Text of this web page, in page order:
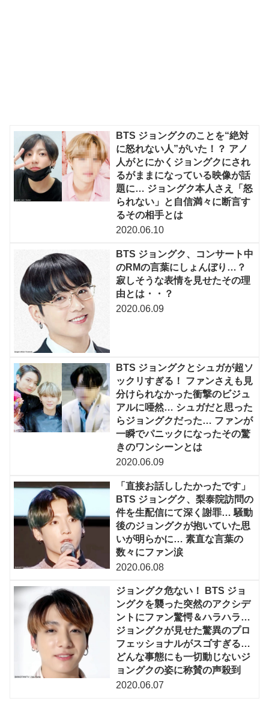
BTS ジョングクのことを“絶対
に怒れない人”がいた！？ アノ
人がとにかくジョングクにされ
るがままになっている映像が話
題に… ジョングク本人さえ「怒
られない」と自信満々に断言す
るその相手とは
2020.06.10
BTS ジョングク、コンサート中
のRMの言葉にしょんぼり…？
寂しそうな表情を見せたその理
由とは・・？
2020.06.09
BTS ジョングクとシュガが超ソ
ックリすぎる！ ファンさえも見
分けられなかった衝撃のビジュ
アルに唖然… シュガだと思った
らジョングクだった… ファンが
一瞬でパニックになったその驚
きのワンシーンとは
2020.06.09
「直接お話ししたかったです」
BTS ジョングク、梨泰院訪問の
件を生配信にて深く謝罪… 騒動
後のジョングクが抱いていた思
いが明らかに… 素直な言葉の
数々にファン涙
2020.06.08
ジョングク危ない！ BTS ジョ
ングクを襲った突然のアクシデ
ントにファン驚愕＆ハラハラ…
ジョングクが見せた驚異のプロ
フェッショナルがスゴすぎる…
どんな事態にも一切動じないジ
ョングクの姿に称賛の声殺到
2020.06.07